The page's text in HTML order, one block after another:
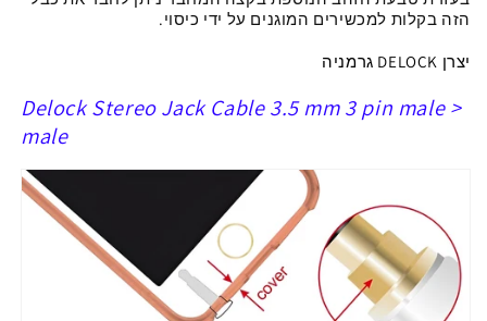
מגעים
ז/ז
צבע
לבן
מגעים
ז/ז
צבע
הזה בקלות למכשירים המוגנים על ידי כיסוי.
יצרן DELOCK גרמניה
Delock Stereo Jack Cable 3.5 mm 3 pin male >
male